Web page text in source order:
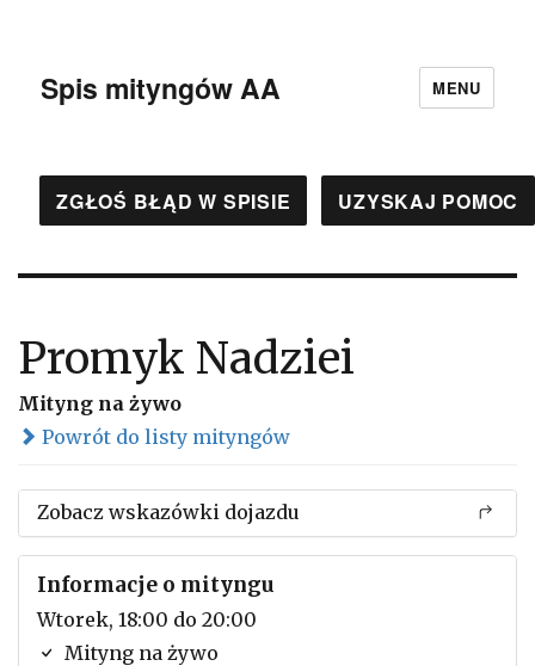
Spis mityngów AA MENU
ZGŁOŚ BŁĄD W SPISIE UZYSKAJ POMOC
Promyk Nadziei
Mityng na żywo
Powrót do listy mityngów
Zobacz wskazówki dojazdu
Informacje o mityngu
Wtorek, 18:00 do 20:00
Mityng na żywo